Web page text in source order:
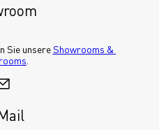
Sie unsere Showrooms &